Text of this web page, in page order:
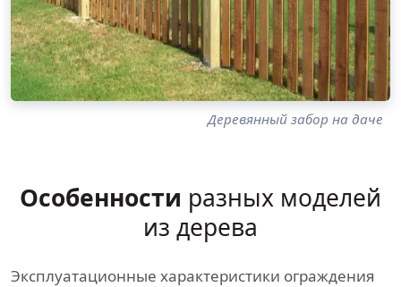
Деревянный забор на даче
Особенности разных моделей
из дерева
Эксплуатационные характеристики ограждения